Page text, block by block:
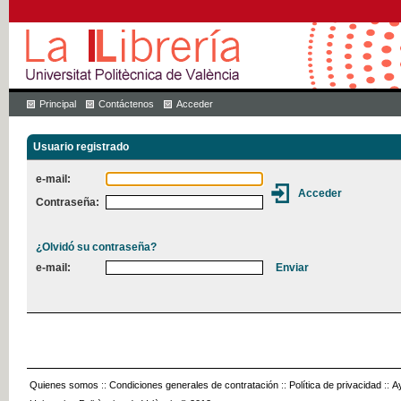
Principal Contáctenos Acceder
Usuario registrado
e-mail:
Contraseña:
¿Olvidó su contraseña?
e-mail:
Quienes somos :: Condiciones generales de contratación :: Política de privacidad ::